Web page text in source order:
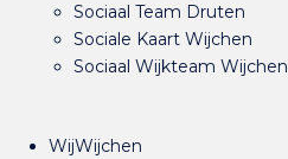
Sociaal Team Druten
Sociale Kaart Wijchen
Sociaal Wijkteam Wijchen
WijWijchen